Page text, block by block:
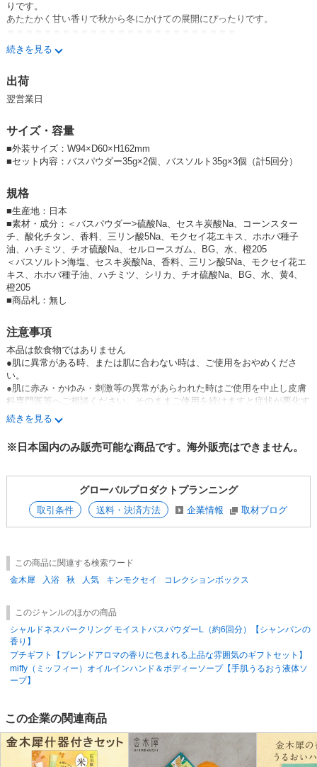
りです。
あたたかく甘い香りで秋から冬にかけての展開にぴったりです。
その日の気分で選びたい人に、
分包タイプ（1回使いきり）のバスパウダーが2包とバスソルトが3包入っ
た計5回分のお得なセット。
の香り。
テスター・販促物ページはこちら
その他キンモクセイの商品一覧はこちら
=========================
『yururito（ゆるりと）』
彩りを変える風景や、空の色を眺めて、風が運ぶやさしい香りに包まれ
る。
その時々をゆったりと楽しむことで、毎日をもっと大切に過ごすためのシ
リーズです。
=========================
製造販売元
株式会社グローバル プロダクト プランニング
〒150-0036
東京都渋谷区南平台町12-8
＜季節限定（旬の香り）＞
金木犀#秋#懐かしい香り#華やか#ギフト#プレゼント#自分用#バスタイム
#秋におすすめ#冬ギフト【ｷｬﾝﾍﾟｰﾝ中!】あったか入浴剤
続きを見る
出荷
翌営業日
サイズ・容量
■外装サイズ：W94×D60×H162mm
■セット内容：バスパウダー35g×2個、バスソルト35g×3個（計5回分）
規格
■生産地：日本
■素材・成分：＜バスパウダー>硫酸Na、セスキ炭酸Na、コーンスター
チ、酸化チタン、香料、三リン酸5Na、モクセイ花エキス、ホホバ種子
油、ハチミツ、チオ硫酸Na、セルロースガム、BG、水、橙205
＜バスソルト>海塩、セスキ炭酸Na、香料、三リン酸5Na、モクセイ花エ
キス、ホホバ種子油、ハチミツ、シリカ、チオ硫酸Na、BG、水、黄4、
橙205
■商品札：無し
注意事項
本品は飲食物ではありません
●肌に異常がある時、または肌に合わない時は、ご使用をおやめくださ
い。
●肌に赤み・かゆみ・刺激等の異常があらわれた時はご使用を中止し皮膚
科専門医等へご相談ください。そのままご使用を続けますと症状が悪化す
ることがあります。
●入浴以外の用途には使わないでください。
●循環式の風呂・全自動給湯器、24時間風呂の場合、機種によってはご使
用になれない場合があります。お使いの機種の説明書を確認の上ご使用く
●ご使用後の追い焚きはおやめください。
●残り湯はなるべく早く流し、浴槽、風呂釜をよく洗ってください。また
洗濯には使用しないでください。
●本品を直接浴槽に付着させると浴槽の材質によってはまれに着色するお
それがあります。
●バスソルトは天然塩を使用しているため、まれに不溶物が混入する場合
がありますが、品質に問題はありません。
●製品の性質上、時間の経過とともに色味が変わる場合がありますが、ご
●開封後すぐにお使いください。
●高温多湿、直射日光を避け、乳幼児の手の届かないところで保管してく
ださい。
続きを見る
※日本国内のみ販売可能な商品です。海外販売はできません。
グローバルプロダクトプランニング
取引条件 送料・決済方法 企業情報 取材ブログ
この商品に関連する検索ワード
金木犀
入浴 秋 人気 キンモクセイ コレクションボックス
このジャンルのほかの商品
シャルドネスパークリング モイストバスパウダーL（約6回分）【シャンパンの
香り】
プチギフト【ブレンドアロマの香りに包まれる上品な雰囲気のギフトセット】
miffy（ミッフィー）オイルインハンド＆ボディーソープ【手肌うるおう液体ソ
ープ】
この企業の関連商品